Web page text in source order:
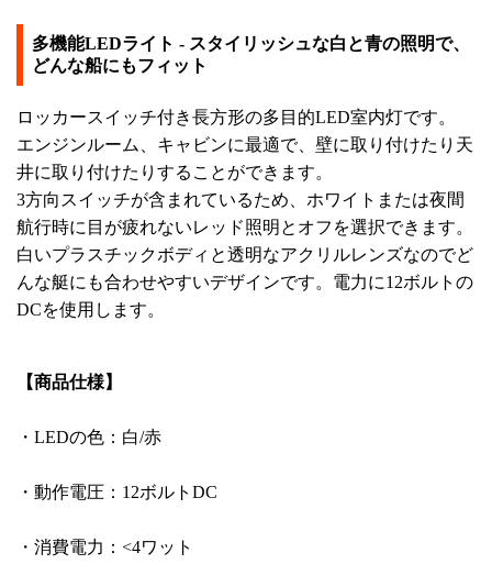
多機能LEDライト - スタイリッシュな白と青の照明で、
どんな船にもフィット
ロッカースイッチ付き長方形の多目的LED室内灯です。
エンジンルーム、キャビンに最適で、壁に取り付けたり天
井に取り付けたりすることができます。
3方向スイッチが含まれているため、ホワイトまたは夜間
航行時に目が疲れないレッド照明とオフを選択できます。
白いプラスチックボディと透明なアクリルレンズなのでど
んな艇にも合わせやすいデザインです。電力に12ボルトの
DCを使用します。
【商品仕様】
・LEDの色：白/赤
・動作電圧：12ボルトDC
・消費電力：<4ワット